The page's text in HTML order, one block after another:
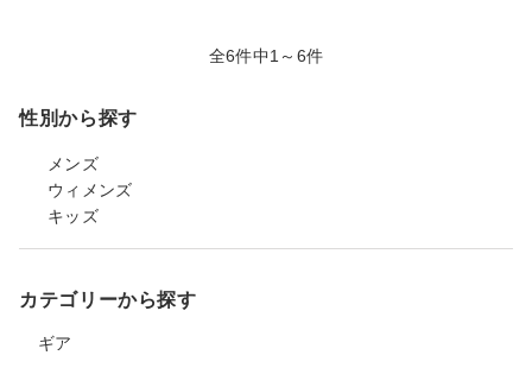
全6件中1～6件
性別から探す
メンズ
ウィメンズ
キッズ
カテゴリーから探す
ギア